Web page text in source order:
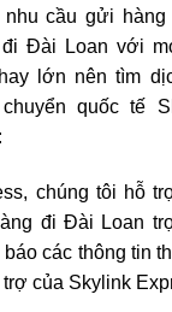
cầu gửi hàng
đi Đài Loan với
lớn nên tìm
quốc tế
chúng tôi hỗ
đi Đài Loan
các thông tin
của Skylink